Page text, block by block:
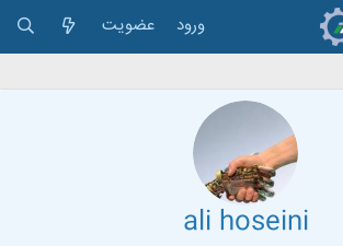
ورود عضویت
ali hoseini